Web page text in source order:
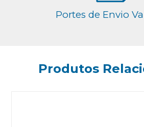
Portes de Envio
Produtos